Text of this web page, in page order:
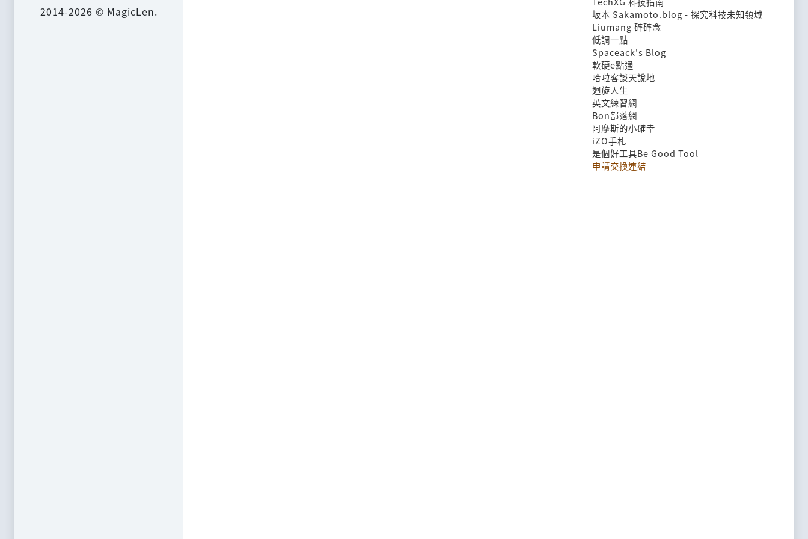
2014-2026 © MagicLen.
坂本 Sakamoto.blog - 探究科技未知領域
Liumang 碎碎念
低調一點
Spaceack's Blog
軟硬e點通
哈啦客談天說地
迴旋人生
英文練習網
Bon部落網
阿摩斯的小確幸
iZO手札
是個好工具Be Good Tool
申請交換連結